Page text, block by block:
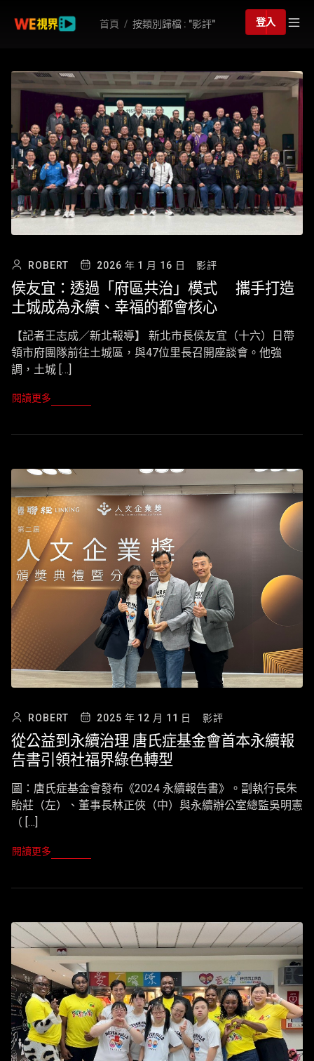
登入
首頁 按類別歸檔 : "影評"
ROBERT 2026 年 1 月 16 日 影評
侯友宜：透過「府區共治」模式 攜手打造
土城成為永續、幸福的都會核心
【記者王志成／新北報導】 新北市長侯友宜（十六）日帶
領市府團隊前往土城區，與47位里長召開座談會。他強
調，土城 […]
閱讀更多
ROBERT 2025 年 12 月 11 日 影評
從公益到永續治理 唐氏症基金會首本永續報
告書引領社福界綠色轉型
圖：唐氏症基金會發布《2024 永續報告書》。副執行長朱
貽莊（左）、董事長林正俠（中）與永續辦公室總監吳明憲
（ […]
閱讀更多